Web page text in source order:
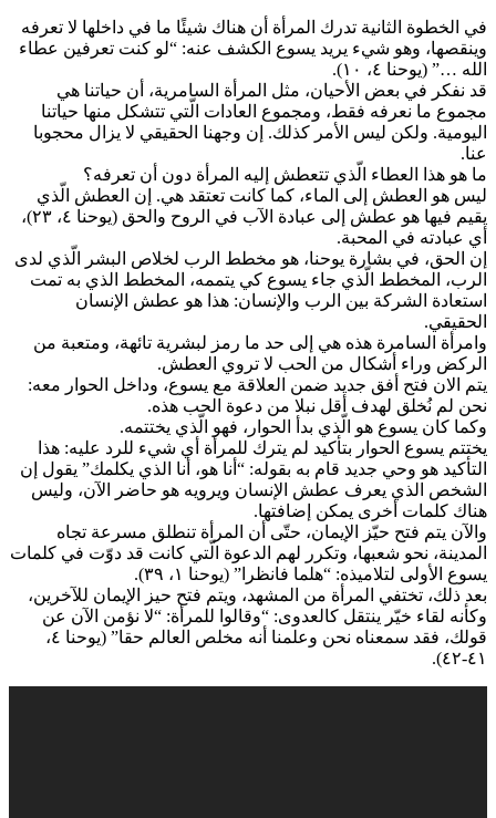
في الخطوة الثانية تدرك المرأة أن هناك شيئًا ما في داخلها لا تعرفه
وينقصها، وهو شيء يريد يسوع الكشف عنه: “لو كنت تعرفين عطاء
الله …” (يوحنا ٤، ١٠).
قد نفكر في بعض الأحيان، مثل المرأة السامرية، أن حياتنا هي
مجموع ما نعرفه فقط، ومجموع العادات الّتي تتشكل منها حياتنا
اليومية. ولكن ليس الأمر كذلك. إن وجهنا الحقيقي لا يزال محجوبا
عنا.
ما هو هذا العطاء الّذي تتعطش إليه المرأة دون أن تعرفه؟
ليس هو العطش إلى الماء، كما كانت تعتقد هي. إن العطش الّذي
يقيم فيها هو عطش إلى عبادة الآب في الروح والحق (يوحنا ٤، ٢٣)،
أي عبادته في المحبة.
إن الحق، في بشارة يوحنا، هو مخطط الرب لخلاص البشر الّذي لدى
الرب، المخطط الّذي جاء يسوع كي يتممه، المخطط الذي به تمت
استعادة الشركة بين الرب والإنسان: هذا هو عطش الإنسان
الحقيقي.
وامرأة السامرة هذه هي إلى حد ما رمز لبشرية تائهة، ومتعبة من
الركض وراء أشكال من الحب لا تروي العطش.
يتم الان فتح أفق جديد ضمن العلاقة مع يسوع، وداخل الحوار معه:
نحن لم نُخلق لهدف أقل نبلا من دعوة الحب هذه.
وكما كان يسوع هو الّذي بدأ الحوار، فهو الّذي يختتمه.
يختتم يسوع الحوار بتأكيد لم يترك للمرأة أي شيء للرد عليه: هذا
التأكيد هو وحي جديد قام به بقوله: “أنا هو، أنا الذي يكلمك” يقول إن
الشخص الذي يعرف عطش الإنسان ويرويه هو حاضر الآن، وليس
هناك كلمات أخرى يمكن إضافتها.
والآن يتم فتح حيّز الإيمان، حتّى أن المرأة تنطلق مسرعة تجاه
المدينة، نحو شعبها، وتكرر لهم الدعوة الّتي كانت قد دوّت في كلمات
يسوع الأولى لتلاميذه: “هلما فانظرا” (يوحنا ١، ٣٩).
بعد ذلك، تختفي المرأة من المشهد، ويتم فتح حيز الإيمان للآخرين،
وكأنه لقاء خيّر ينتقل كالعدوى: “وقالوا للمرأة: “لا نؤمن الآن عن
قولك، فقد سمعناه نحن وعلمنا أنه مخلص العالم حقا” (يوحنا ٤،
٤١-٤٢).